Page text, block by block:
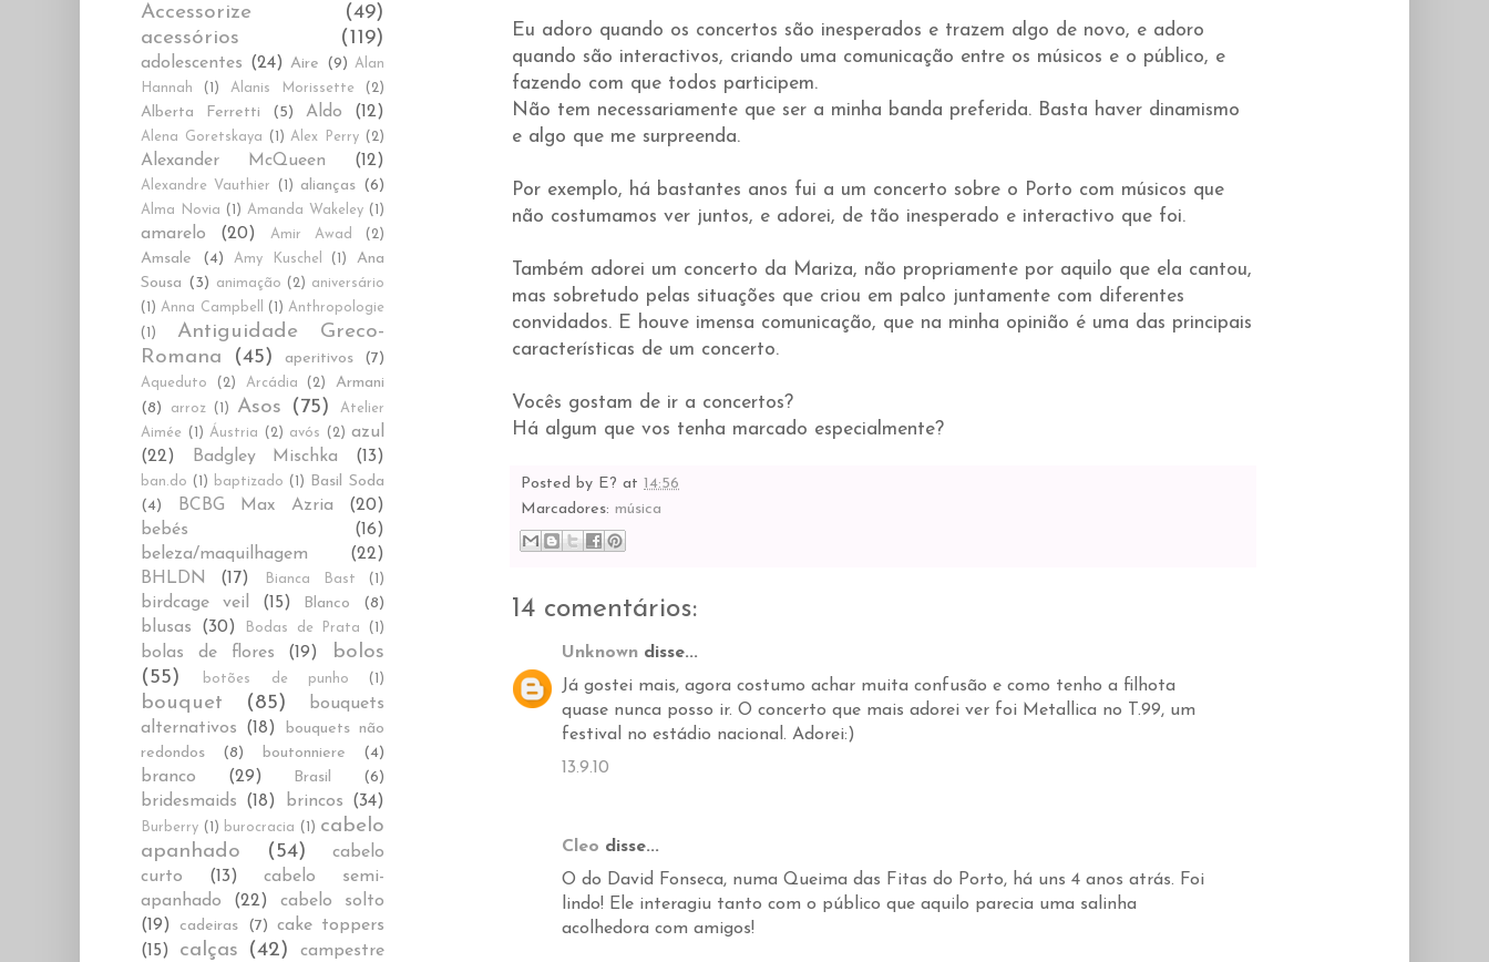
Eu adoro quando os concertos são inesperados e trazem algo de novo, e adoro
quando são interactivos, criando uma comunicação entre os músicos e o público, e
fazendo com que todos participem.
Não tem necessariamente que ser a minha banda preferida. Basta haver dinamismo
e algo que me surpreenda.
Por exemplo, há bastantes anos fui a um concerto sobre o Porto com músicos que
não costumamos ver juntos, e adorei, de tão inesperado e interactivo que foi.
Também adorei um concerto da Mariza, não propriamente por aquilo que ela cantou,
mas sobretudo pelas situações que criou em palco juntamente com diferentes
convidados. E houve imensa comunicação, que na minha opinião é uma das principais
características de um concerto.
Vocês gostam de ir a concertos?
Há algum que vos tenha marcado especialmente?
Posted by E? at 14:56
Marcadores: música
14 comentários:
Unknown disse...
Já gostei mais, agora costumo achar muita confusão e como tenho a filhota
quase nunca posso ir. O concerto que mais adorei ver foi Metallica no T.99, um
festival no estádio nacional. Adorei:)
13.9.10
Cleo disse...
O do David Fonseca, numa Queima das Fitas do Porto, há uns 4 anos atrás. Foi
lindo! Ele interagiu tanto com o público que aquilo parecia uma salinha
acolhedora com amigos!
Accessorize
(49)
acessórios
(119)
adolescentes (24) Aire (9) Alan
Hannah
(1) Alanis Morissette (2)
Alberta Ferretti (5) Aldo (12)
Alena Goretskaya (1) Alex Perry (2)
Alexander McQueen (12)
Alexandre Vauthier (1) alianças (6)
Alma Novia (1) Amanda Wakeley (1)
amarelo (20) Amir Awad (2)
Amsale (4) Amy Kuschel (1)
Ana
Sousa (3) animação (2) aniversário
(1) Anna Campbell (1) Anthropologie
(1)
Antiguidade Greco-
Romana
(45) aperitivos (7)
Aqueduto (2) Arcádia (2)
Armani
(8)
arroz (1) Asos (75)
Atelier
Aimée
(1) Áustria (2) avós (2) azul
(22)
Badgley Mischka (13)
ban.do (1) baptizado (1)
Basil Soda
(4)
BCBG Max Azria
(20)
bebés
(16)
beleza/maquilhagem
(22)
BHLDN
(17) Bianca Bast (1)
birdcage veil (15) Blanco (8)
blusas (30) Bodas de Prata (1)
bolas de flores (19)
bolos
(55)
botões de punho (1)
bouquet (85)
bouquets
alternativos
(18)
bouquets não
redondos
(8) boutonniere (4)
branco (29) Brasil (6)
bridesmaids (18) brincos (34)
Burberry (1) burocracia (1) cabelo
apanhado
(54)
cabelo
curto
(13)
cabelo semi-
apanhado
(22)
cabelo solto
(19)
cadeiras (7) cake toppers
(15)
calças (42)
campestre